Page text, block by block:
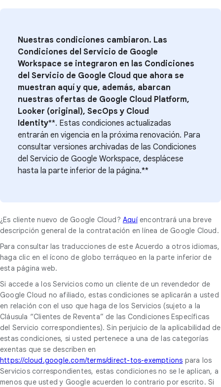
Nuestras condiciones cambiaron. Las
Condiciones del Servicio de Google
Workspace se integraron en las Condiciones
del Servicio de Google Cloud que ahora se
muestran aquí y que, además, abarcan
nuestras ofertas de Google Cloud Platform,
Looker (original), SecOps y Cloud
Identity**. Estas condiciones actualizadas
entrarán en vigencia en la próxima renovación. Para
consultar versiones archivadas de las Condiciones
del Servicio de Google Workspace, desplácese
hasta la parte inferior de la página.**
¿Es cliente nuevo de Google Cloud? Aquíencontrará una breve
descripción general de la contratación en línea de Google Cloud.
Para consultar las traducciones de este Acuerdo a otros idiomas,
haga clic en el ícono de globo terráqueo en la parte inferior de
esta página web.
Si accede a los Servicios como un cliente de un revendedor de
Google Cloud no afiliado, estas condiciones se aplicarán a usted
en relación con el uso que haga de los Servicios (sujeto a la
Cláusula “Clientes de Reventa” de las Condiciones Específicas
del Servicio correspondientes). Sin perjuicio de la aplicabilidad de
estas condiciones, si usted pertenece a una de las categorías
exentas que se describen en
https://cloud.google.com/terms/direct-tos-exemptions para los
Servicios correspondientes, estas condiciones no se le aplican, a
menos que usted y Google acuerden lo contrario por escrito. Si